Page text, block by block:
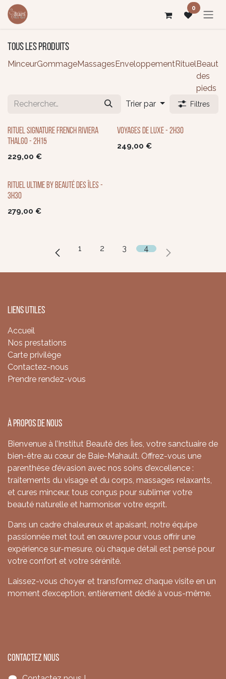
Se rendre au contenu 0
Tous les produits
MinceurGommageMassagesEnveloppementRituelBeauté
des
pieds
Trier par Filtres
Rituel Signature French Riviera
Thalgo - 2h15
229,00 €
Voyages de Luxe - 2h30
249,00 €
Rituel Ultime By Beauté des Îles -
3h30
279,00 €
1 2 3 4
Liens utiles
Accueil
Nos prestations
Carte privilège
Contactez-nous
Prendre rendez-vous
À propos de nous
Bienvenue à l’Institut Beauté des Îles, votre sanctuaire de
bien-être au cœur de Baie-Mahault. Offrez-vous une
parenthèse d’évasion avec nos soins d’excellence :
traitements du visage et du corps, massages relaxants,
et cures minceur, tous conçus pour sublimer votre
beauté naturelle et harmoniser votre esprit.
Dans un cadre chaleureux et apaisant, notre équipe
passionnée met tout en œuvre pour vous offrir une
expérience sur-mesure, où chaque détail est pensé pour
votre confort et votre sérénité.
Laissez-vous choyer et transformez chaque visite en un
moment d’exception, entièrement dédié à vous-même.
Contactez nous